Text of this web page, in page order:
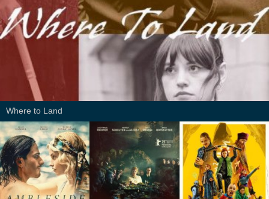
Where to Land